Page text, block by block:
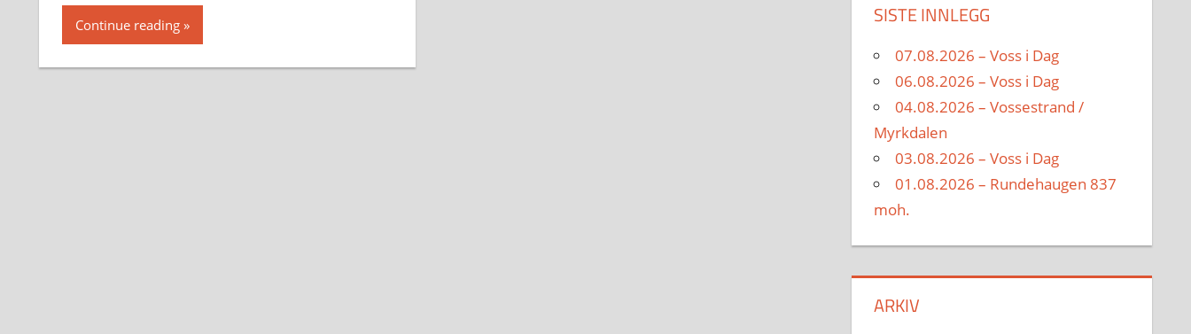
Continue reading SISTE INNLEGG
07.08.2026 – Voss i Dag
06.08.2026 – Voss i Dag
04.08.2026 – Vossestrand /
Myrkdalen
03.08.2026 – Voss i Dag
01.08.2026 – Rundehaugen 837
moh.
ARKIV